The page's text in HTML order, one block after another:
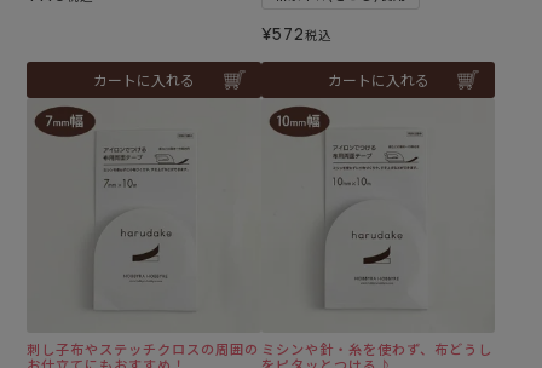
カートに入れる
¥572税込
カートに入れる
刺し子布やステッチクロスの周囲の
お仕立てにもおすすめ！
ミシンや針・糸を使わず、布どうし
をピタッとつける♪